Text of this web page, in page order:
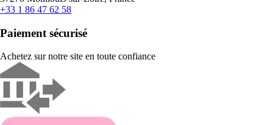
+33 1 86 47 62 58
Paiement sécurisé
Achetez sur notre site en toute confiance